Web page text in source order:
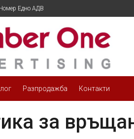
Едно АДВ
Разпродажба Контакти
за